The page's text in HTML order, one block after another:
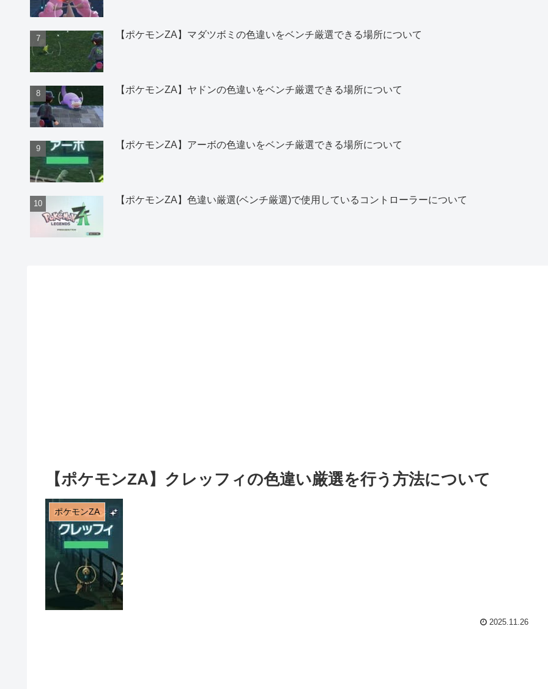
【ポケモンZA】マダツボミの色違いをベンチ厳選できる場所について
【ポケモンZA】ヤドンの色違いをベンチ厳選できる場所について
【ポケモンZA】アーボの色違いをベンチ厳選できる場所について
【ポケモンZA】色違い厳選(ベンチ厳選)で使用しているコントローラーについて
【ポケモンZA】クレッフィの色違い厳選を行う方法について
ポケモンZA
2025.11.26